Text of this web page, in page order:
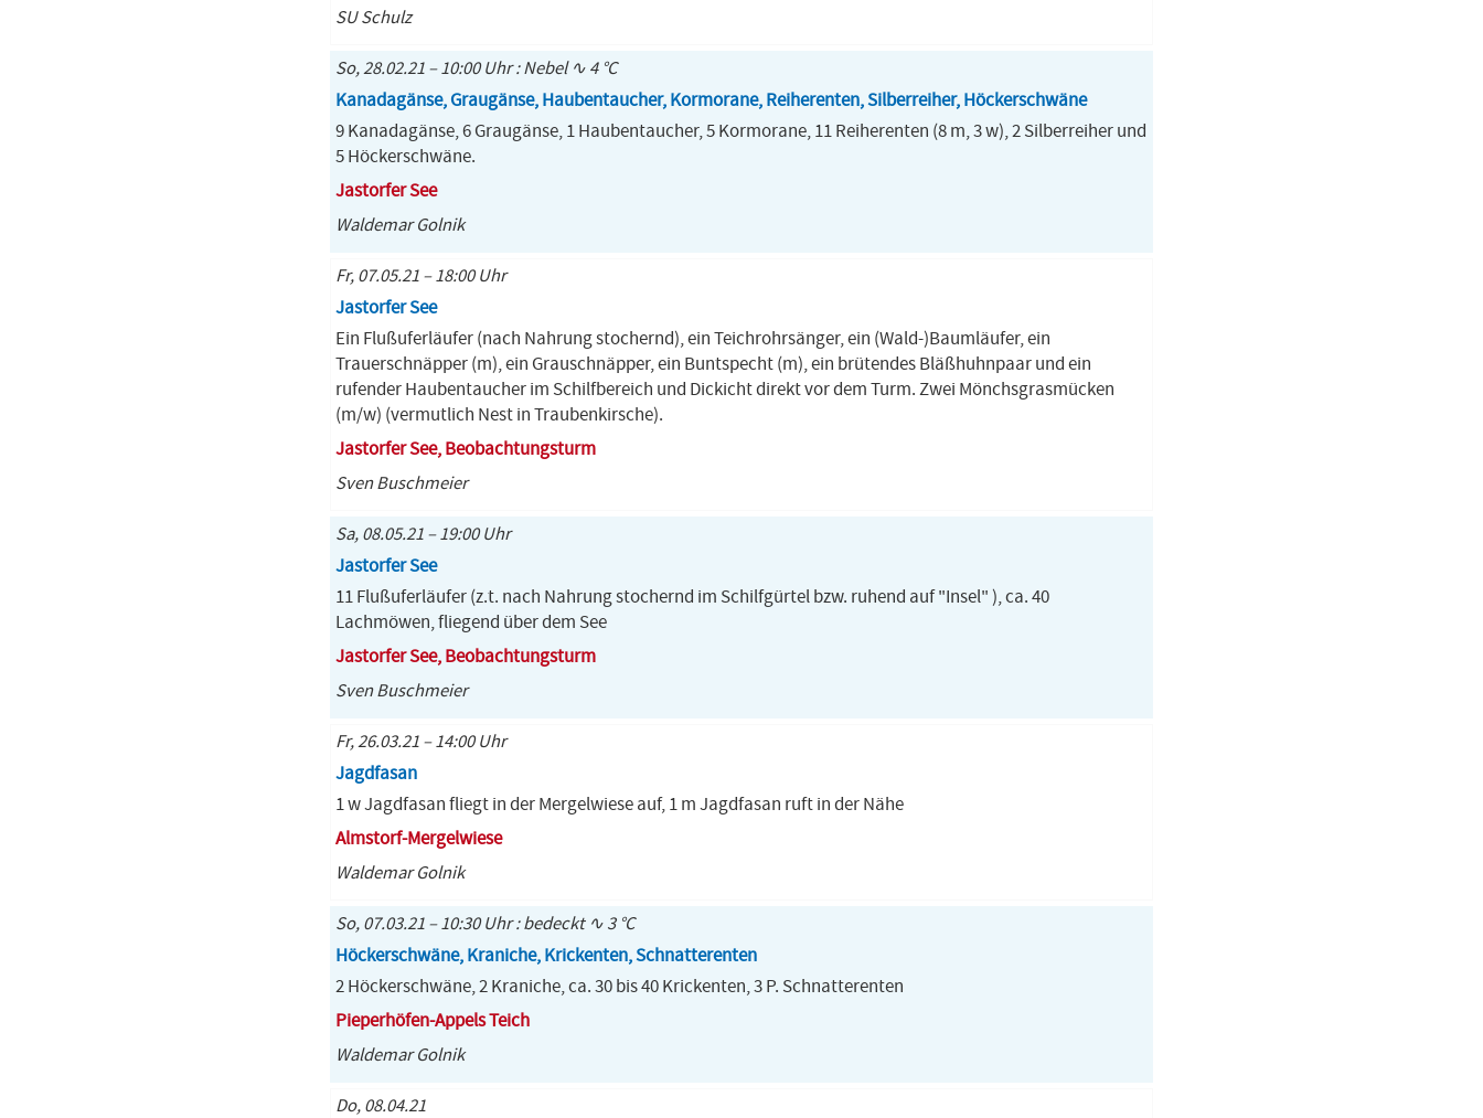
SU Schulz
So, 28.02.21 – 10:00 Uhr : Nebel ∿ 4 °C
Kanadagänse, Graugänse, Haubentaucher, Kormorane, Reiherenten, Silberreiher, Höckerschwäne
9 Kanadagänse, 6 Graugänse, 1 Haubentaucher, 5 Kormorane, 11 Reiherenten (8 m, 3 w), 2 Silberreiher und
5 Höckerschwäne.
Jastorfer See
Waldemar Golnik
Fr, 07.05.21 – 18:00 Uhr
Jastorfer See
Ein Flußuferläufer (nach Nahrung stochernd), ein Teichrohrsänger, ein (Wald-)Baumläufer, ein
Trauerschnäpper (m), ein Grauschnäpper, ein Buntspecht (m), ein brütendes Bläßhuhnpaar und ein
rufender Haubentaucher im Schilfbereich und Dickicht direkt vor dem Turm. Zwei Mönchsgrasmücken
(m/w) (vermutlich Nest in Traubenkirsche).
Jastorfer See, Beobachtungsturm
Sven Buschmeier
Sa, 08.05.21 – 19:00 Uhr
Jastorfer See
11 Flußuferläufer (z.t. nach Nahrung stochernd im Schilfgürtel bzw. ruhend auf "Insel" ), ca. 40
Lachmöwen, fliegend über dem See
Jastorfer See, Beobachtungsturm
Sven Buschmeier
Fr, 26.03.21 – 14:00 Uhr
Jagdfasan
1 w Jagdfasan fliegt in der Mergelwiese auf, 1 m Jagdfasan ruft in der Nähe
Almstorf-Mergelwiese
Waldemar Golnik
So, 07.03.21 – 10:30 Uhr : bedeckt ∿ 3 °C
Höckerschwäne, Kraniche, Krickenten, Schnatterenten
2 Höckerschwäne, 2 Kraniche, ca. 30 bis 40 Krickenten, 3 P. Schnatterenten
Pieperhöfen-Appels Teich
Waldemar Golnik
Do, 08.04.21